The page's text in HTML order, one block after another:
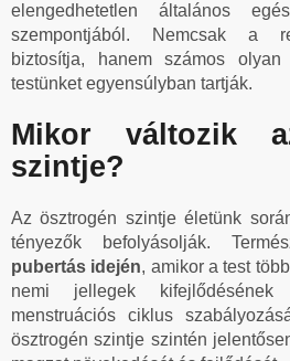
elengedhetetlen általános
szempontjából. Nemcsak a
biztosítja, hanem számos
testünket egyensúlyban tartják.
Mikor változik
szintje?
Az ösztrogén szintje életünk
tényezők befolyásolják.
pubertás idején, amikor a test
nemi jellegek
menstruációs ciklus
ösztrogén szintje szintén